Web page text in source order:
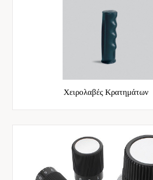
Χειρολαβές Κρατημάτων